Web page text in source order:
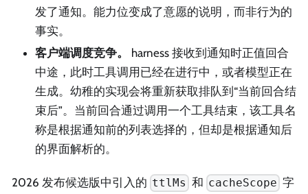
发了通知。能力位变成了意愿的说明，而非行为的
事实。
客户端调度竞争。
harness 接收到通知时正值回合
中途，此时工具调用已经在进行中，或者模型正在
生成。幼稚的实现会将重新获取排队到“当前回合结
束后”。当前回合通过调用一个工具结束，该工具名
称是根据通知前的列表选择的，但却是根据通知后
的界面解析的。
2026 发布候选版中引入的 ttlMs 和 cacheScope 字